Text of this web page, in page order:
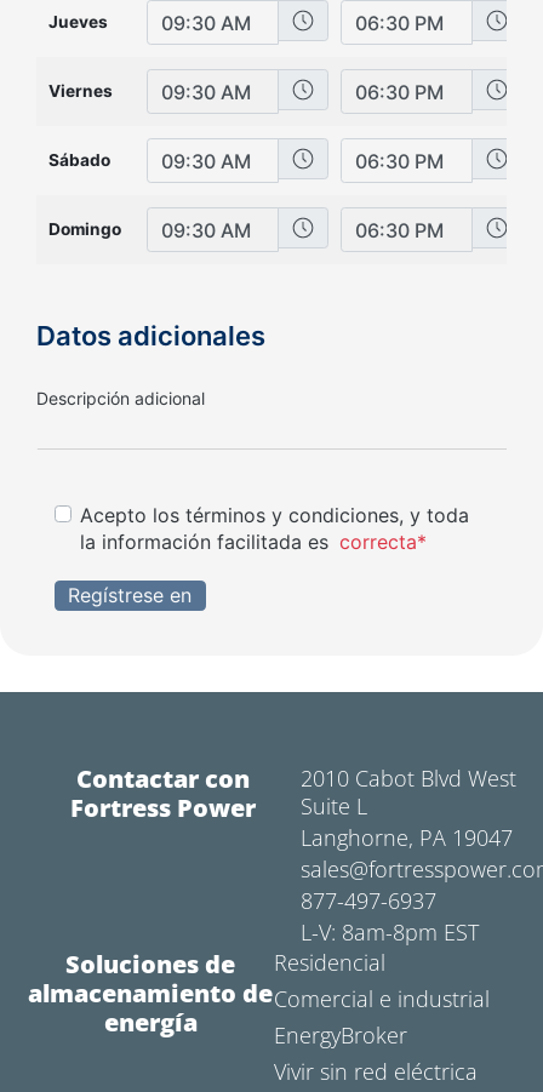
Jueves
Hora de inicio Hora de cierre
Viernes
Hora de inicio Hora de cierre
Sábado
Hora de inicio Hora de cierre
Domingo
Hora de inicio Hora de cierre
Datos adicionales
Descripción adicional
Acepto los términos y condiciones, y toda
la información facilitada es correcta*
Regístrese en
Contactar con
Fortress Power
2010 Cabot Blvd West
Suite L
Langhorne, PA 19047
877-497-6937
L-V: 8am-8pm EST
Soluciones de
almacenamiento de
energía
Residencial
Comercial e industrial
EnergyBroker
Vivir sin red eléctrica